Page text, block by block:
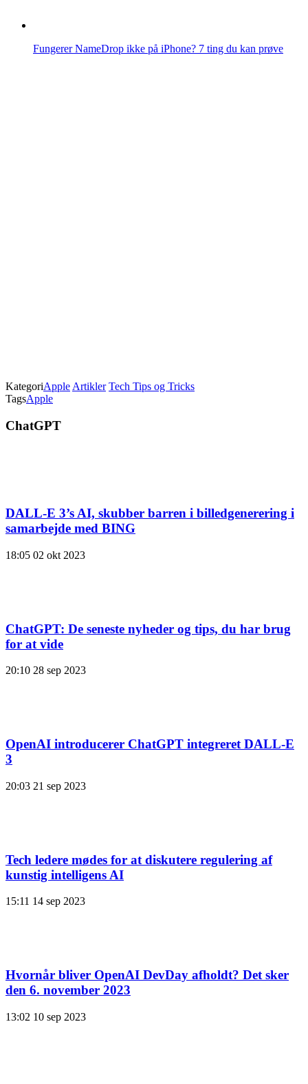
Fungerer NameDrop ikke på iPhone? 7 ting du kan prøve
KategoriApple Artikler Tech Tips og Tricks
TagsApple
ChatGPT
DALL-E 3’s AI, skubber barren i billedgenerering i
samarbejde med BING
18:05 02 okt 2023
ChatGPT: De seneste nyheder og tips, du har brug
for at vide
20:10 28 sep 2023
OpenAI introducerer ChatGPT integreret DALL-E
3
20:03 21 sep 2023
Tech ledere mødes for at diskutere regulering af
kunstig intelligens AI
15:11 14 sep 2023
Hvornår bliver OpenAI DevDay afholdt? Det sker
den 6. november 2023
13:02 10 sep 2023